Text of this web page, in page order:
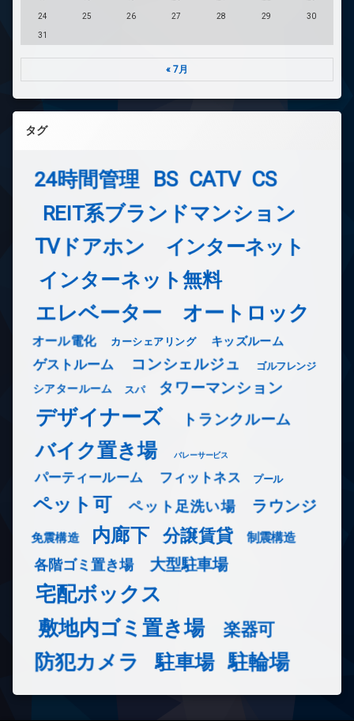
24 25 26 27 28 29 30
31
« 7月
タグ
24時間管理 BS CATV CS
REIT系ブランドマンション
TVドアホン インターネット
インターネット無料
エレベーター オートロック
オール電化 カーシェアリング キッズルーム
ゲストルーム コンシェルジュ ゴルフレンジ
シアタールーム スパ タワーマンション
デザイナーズ トランクルーム
バイク置き場 バレーサービス
パーティールーム フィットネス プール
ペット可 ペット足洗い場 ラウンジ
免震構造 内廊下 分譲賃貸 制震構造
各階ゴミ置き場 大型駐車場
宅配ボックス
敷地内ゴミ置き場
楽器可
防犯カメラ 駐車場 駐輪場